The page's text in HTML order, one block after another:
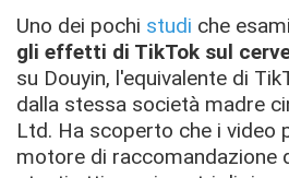
Uno dei pochi studi che
gli effetti di TikTok sul
su Douyin, l'equivalente di
dalla stessa società madre
Ltd. Ha scoperto che i video
motore di raccomandazione